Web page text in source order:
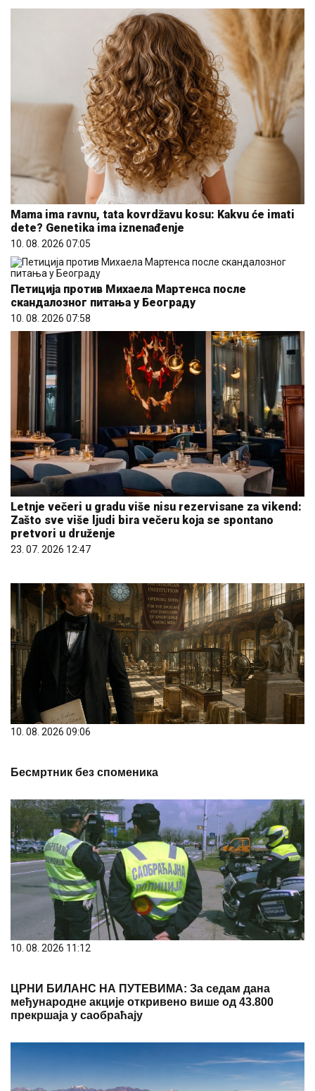
Mama ima ravnu, tata kovrdžavu kosu: Kakvu će imati
dete? Genetika ima iznenađenje
10. 08. 2026 07:05
Петиција против Михаела Мартенса после
скандалозног питања у Београду
10. 08. 2026 07:58
Letnje večeri u gradu više nisu rezervisane za vikend:
Zašto sve više ljudi bira večeru koja se spontano
pretvori u druženje
23. 07. 2026 12:47
10. 08. 2026 09:06
Бесмртник без споменика
10. 08. 2026 11:12
ЦРНИ БИЛАНС НА ПУТЕВИМА: За седам дана
међународне акције откривено више од 43.800
прекршаја у саобраћају